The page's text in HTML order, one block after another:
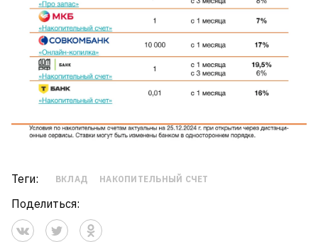
Теги: ВКЛАД НАКОПИТЕЛЬНЫЙ СЧЕТ
Поделиться: